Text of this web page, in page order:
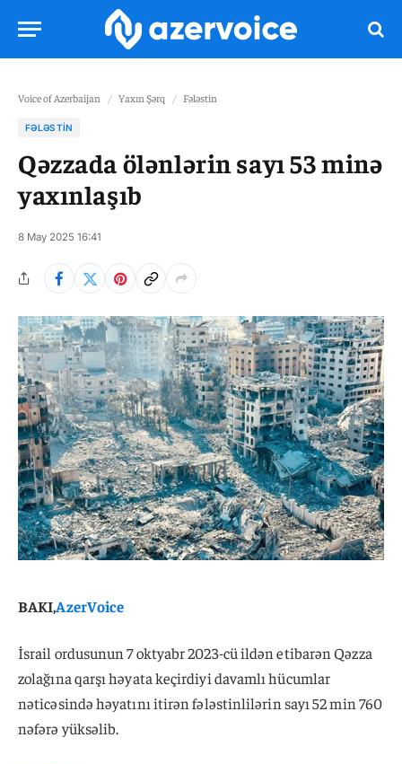
Voice of Azerbaijan / Yaxın Şərq / Fələstin
FƏLƏSTIN
Qəzzada ölənlərin sayı 53 minə
yaxınlaşıb
8 May 2025 16:41
BAKI,AzerVoice
İsrail ordusunun 7 oktyabr 2023-cü ildən etibarən Qəzza
zolağına qarşı həyata keçirdiyi davamlı hücumlar
nəticəsində həyatını itirən fələstinlilərin sayı 52 min 760
nəfərə yüksəlib.